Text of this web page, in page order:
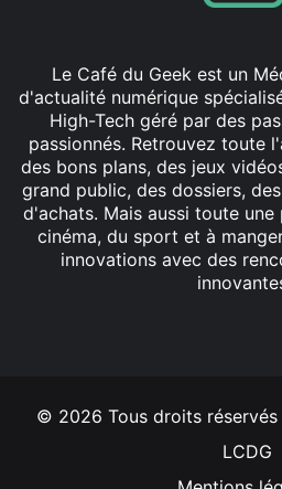
Le Café du Geek est un
d'actualité numérique
High-Tech géré par des
passionnés. Retrouvez toute
des bons plans, des jeux
grand public, des dossiers,
d'achats. Mais aussi toute
cinéma, du sport et à
innovations avec des
© 2026 Tous droits
LCDG